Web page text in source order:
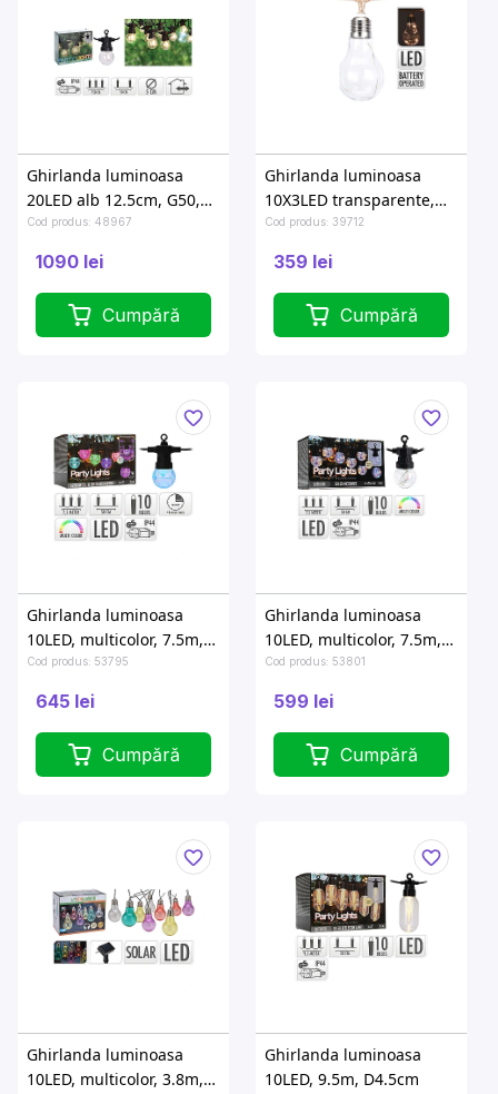
Ghirlanda luminoasa
20LED alb 12.5cm, G50,
D5cm
Cod produs: 48967
1090 lei
Cumpără
Ghirlanda luminoasa
10X3LED transparente,
2.25m, baterii, in/out
Cod produs: 39712
359 lei
Cumpără
Ghirlanda luminoasa
10LED, multicolor, 7.5m,
G50, D5cm, cu
cronometru
Cod produs: 53795
645 lei
Cumpără
Ghirlanda luminoasa
10LED, multicolor, 7.5m,
G50, D5cm
Cod produs: 53801
599 lei
Cumpără
Ghirlanda luminoasa
10LED, multicolor, 3.8m,
Ghirlanda luminoasa
10LED, 9.5m, D4.5cm